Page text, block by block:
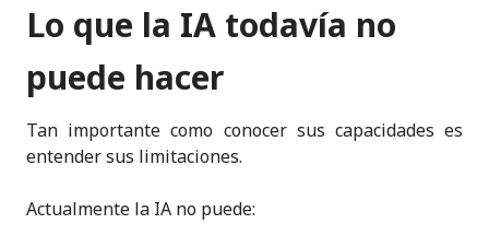
Lo que la IA todavía no
puede hacer
Tan importante como conocer sus capacidades es
entender sus limitaciones.
Actualmente la IA no puede: